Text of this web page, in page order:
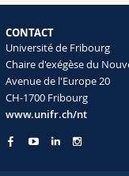
CONTACT
Université de Fribourg
Chaire d'exégèse du
Avenue de l'Europe 20
CH-1700 Fribourg
www.unifr.ch/nt